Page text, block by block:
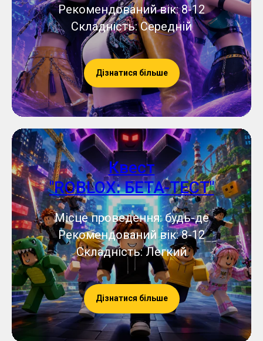
Рекомендований вік: 8-12
Складність: Середній
Дізнатися більше
Квест
"ROBLOX: БЕТА-ТЕСТ"
Місце проведення: будь-де
Рекомендований вік: 8-12
Складність: Легкий
Дізнатися більше